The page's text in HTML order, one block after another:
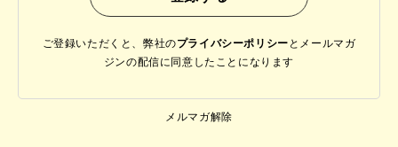
ご登録いただくと、弊社のプライバシーポリシー と メールマガ
ジンの配信に同意したことになります
メルマガ解除